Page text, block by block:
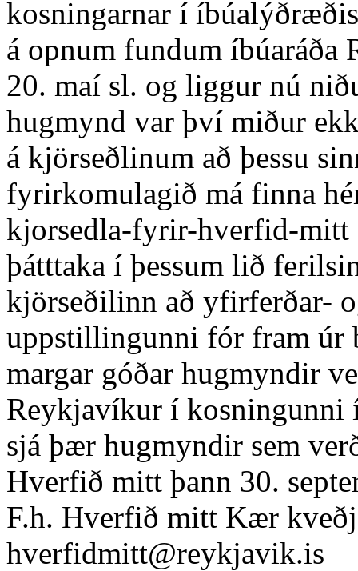
kosningarnar í
á opnum fundum
20. maí sl. og liggur nú
hugmynd var því miður
á kjörseðlinum að þessu
fyrirkomulagið má finna
kjorsedla-fyrir-hverfid-
þátttaka í þessum lið
kjörseðilinn að yfirferðar-
uppstillingunni fór fram úr
margar góðar hugmyndir
Reykjavíkur í kosningunni
sjá þær hugmyndir sem
Hverfið mitt þann 30.
F.h. Hverfið mitt Kær
hverfidmitt@reykjavik.is